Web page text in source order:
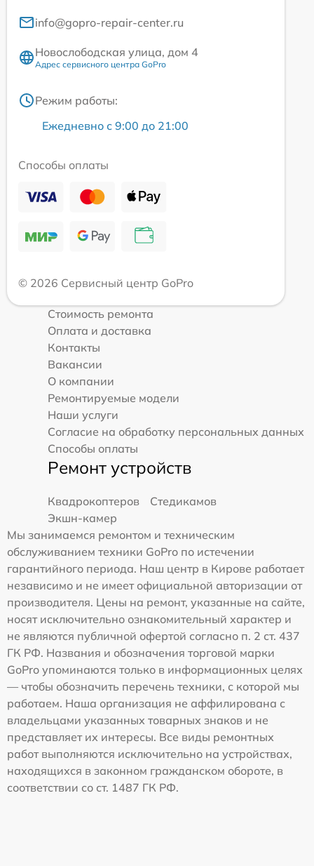
info@gopro-repair-center.ru
Новослободская улица, дом 4
Адрес сервисного центра GoPro
Режим работы:
Ежедневно с 9:00 до 21:00
Способы оплаты
© 2026 Сервисный центр GoPro
Стоимость ремонта
Оплата и доставка
Контакты
Вакансии
О компании
Ремонтируемые модели
Наши услуги
Согласие на обработку персональных данных
Способы оплаты
Ремонт устройств
Квадрокоптеров
Стедикамов
Экшн-камер
Мы занимаемся ремонтом и техническим
обслуживанием техники GoPro по истечении
гарантийного периода. Наш центр в Кирове работает
независимо и не имеет официальной авторизации от
производителя. Цены на ремонт, указанные на сайте,
носят исключительно ознакомительный характер и
не являются публичной офертой согласно п. 2 ст. 437
ГК РФ. Названия и обозначения торговой марки
GoPro упоминаются только в информационных целях
— чтобы обозначить перечень техники, с которой мы
работаем. Наша организация не аффилирована с
владельцами указанных товарных знаков и не
представляет их интересы. Все виды ремонтных
работ выполняются исключительно на устройствах,
находящихся в законном гражданском обороте, в
соответствии со ст. 1487 ГК РФ.